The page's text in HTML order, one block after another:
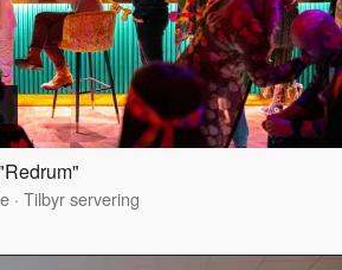
· Tilbyr servering